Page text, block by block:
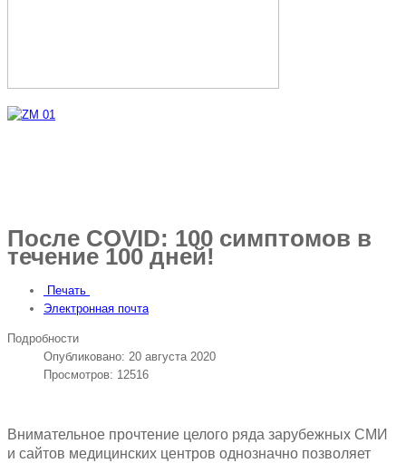
После COVID: 100 симптомов в
течение 100 дней!
Печать
Электронная почта
Подробности
Опубликовано: 20 августа 2020
Просмотров: 12516
Внимательное прочтение целого ряда зарубежных СМИ
и сайтов медицинских центров однозначно позволяет